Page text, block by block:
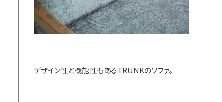
デザイン性と機能性もあるTRUNKのソファ。